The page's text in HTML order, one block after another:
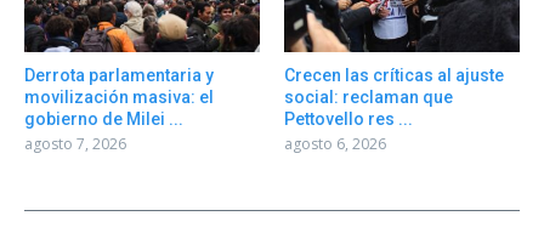
Derrota parlamentaria y
movilización masiva: el
gobierno de Milei ...
agosto 7, 2026
Crecen las críticas al ajuste
social: reclaman que
Pettovello res ...
agosto 6, 2026